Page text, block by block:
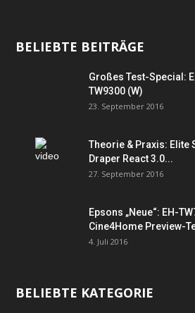
BELIEBTE BEITRÄGE
Großes Test-Special:
TW9300 (W)
23. September 2016
Theorie & Praxis: Elite
Draper React 3.0...
27. September 2016
Epsons „Neue“: EH-
Cine4Home Preview-
4. Juli 2016
BELIEBTE KATEGORIE